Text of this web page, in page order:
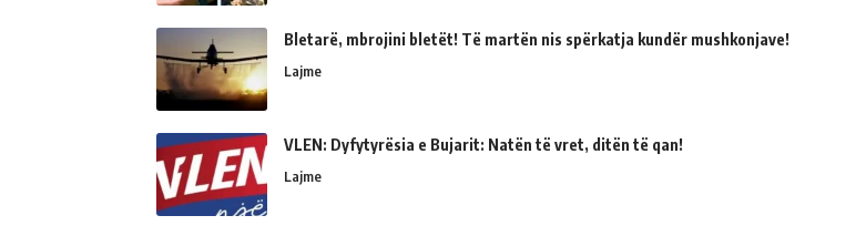
Bletarë, mbrojini bletët! Të martën nis spërkatja kundër mushkonjave!
Lajme
VLEN: Dyfytyrësia e Bujarit: Natën të vret, ditën të qan!
Lajme